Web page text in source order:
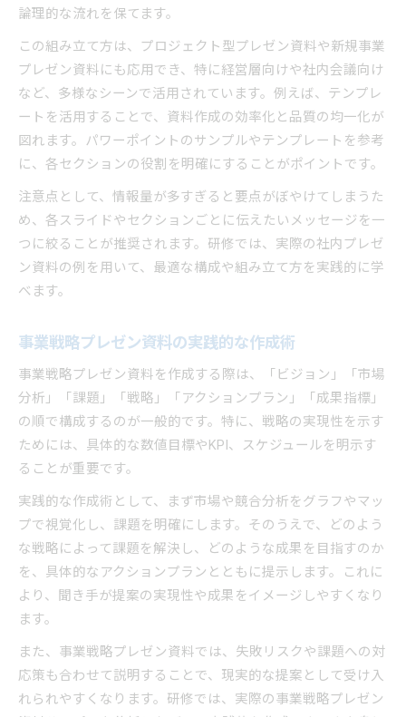
論理的な流れを保てます。
この組み立て方は、プロジェクト型プレゼン資料や新規事業
プレゼン資料にも応用でき、特に経営層向けや社内会議向け
など、多様なシーンで活用されています。例えば、テンプレ
ートを活用することで、資料作成の効率化と品質の均一化が
図れます。パワーポイントのサンプルやテンプレートを参考
に、各セクションの役割を明確にすることがポイントです。
注意点として、情報量が多すぎると要点がぼやけてしまうた
め、各スライドやセクションごとに伝えたいメッセージを一
つに絞ることが推奨されます。研修では、実際の社内プレゼ
ン資料の例を用いて、最適な構成や組み立て方を実践的に学
べます。
事業戦略プレゼン資料の実践的な作成術
事業戦略プレゼン資料を作成する際は、「ビジョン」「市場
分析」「課題」「戦略」「アクションプラン」「成果指標」
の順で構成するのが一般的です。特に、戦略の実現性を示す
ためには、具体的な数値目標やKPI、スケジュールを明示す
ることが重要です。
実践的な作成術として、まず市場や競合分析をグラフやマッ
プで視覚化し、課題を明確にします。そのうえで、どのよう
な戦略によって課題を解決し、どのような成果を目指すのか
を、具体的なアクションプランとともに提示します。これに
より、聞き手が提案の実現性や成果をイメージしやすくなり
ます。
また、事業戦略プレゼン資料では、失敗リスクや課題への対
応策も合わせて説明することで、現実的な提案として受け入
れられやすくなります。研修では、実際の事業戦略プレゼン